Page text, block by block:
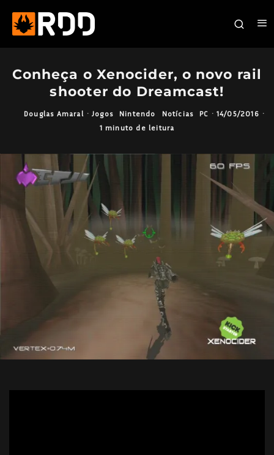
Conheça o Xenocider, o novo rail
shooter do Dreamcast!
Douglas Amaral · Jogos Nintendo Notícias PC · 14/05/2016 ·
1 minuto de leitura